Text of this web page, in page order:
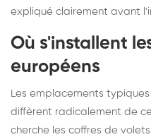
expliqué clairement avant
Où s'installent
européens
Les emplacements
diffèrent radicalement de
cherche les coffres de